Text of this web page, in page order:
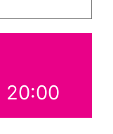
20:00